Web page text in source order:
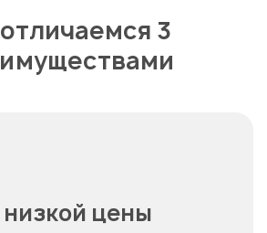
3
низкой цены